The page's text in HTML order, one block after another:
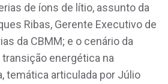
de íons de lítio, assunto da
Ribas, Gerente Executivo de
da CBMM; e o cenário da
energética na
temática articulada por Júlio